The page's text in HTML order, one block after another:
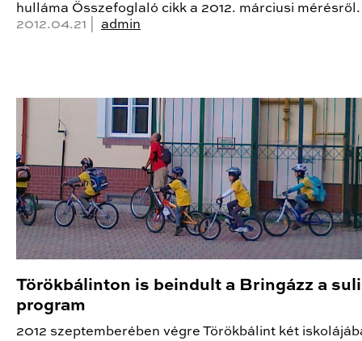
hulláma Összefoglaló cikk a 2012. márciusi mérésről.
2012.04.21 | admin
Törökbálinton is beindult a Bringázz a
program
2012 szeptemberében végre Törökbálint két